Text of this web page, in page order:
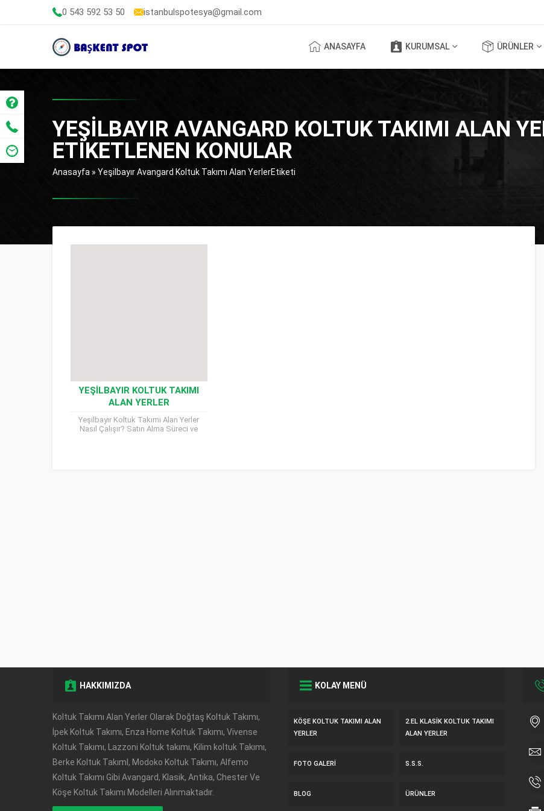
0 543 592 53 50 istanbulspotesya@gmail.com
ANASAYFA KURUMSAL ÜRÜNLER
YEŞILBAYIR AVANGARD KOLTUK TAKIMI ALAN
ETIKETLENEN KONULAR
Anasayfa » Yeşilbayır Avangard Koltuk Takımı Alan YerlerEtiketi
YEŞILBAYIR KOLTUK TAKIMI
ALAN YERLER
Yeşilbayır Koltuk Takımı Alan Yerler
Nasıl Çalışır? Satın Alma Süreci ve
HAKKIMIZDA
Koltuk Takımı Alan Yerler Olarak Doğtaş Koltuk Takımı,
İpek Koltuk Takımı, Enza Home Koltuk Takımı, Vivense
Koltuk Takımı, Lazzoni Koltuk takımı, Kilim koltuk Takımı,
Berke Koltuk TakımI, Modoko Koltuk Takımı, Alfemo
Koltuk Takımı Gibi Avangard, Klasik, Antika, Chester Ve
Köşe Koltuk Takımı Modelleri Alınmaktadır.
KOLAY MENÜ
KÖŞE KOLTUK TAKIMI ALAN
YERLER
2.EL KLASIK KOLTUK TAKIMI
ALAN YERLER
FOTO GALERI S.S.S.
BLOG ÜRÜNLER
Müşteri Temsilcisi